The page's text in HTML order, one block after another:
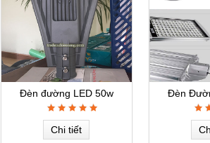
Đèn đường LED 50w
Chi tiết
Đèn